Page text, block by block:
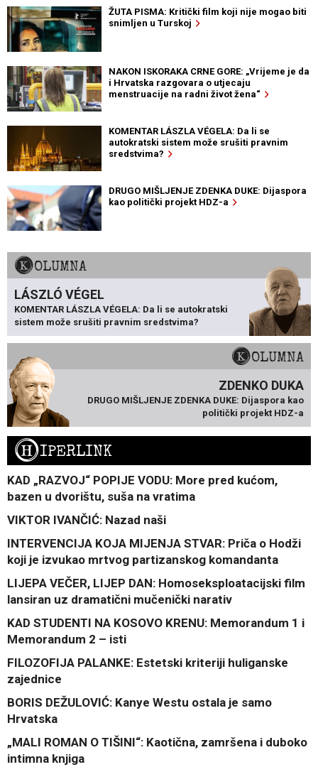
ŽUTA PISMA: Kritički film koji nije mogao biti
snimljen u Turskoj
NAKON ISKORAKA CRNE GORE: „Vrijeme je da
i Hrvatska razgovara o utjecaju
menstruacije na radni život žena“
KOMENTAR LÁSZLA VÉGELA: Da li se
autokratski sistem može srušiti pravnim
sredstvima?
DRUGO MIŠLJENJE ZDENKA DUKE: Dijaspora
kao politički projekt HDZ-a
KOLUMNA
LÁSZLÓ VÉGEL
KOMENTAR LÁSZLA VÉGELA: Da li se autokratski
sistem može srušiti pravnim sredstvima?
KOLUMNA
ZDENKO DUKA
DRUGO MIŠLJENJE ZDENKA DUKE: Dijaspora kao
politički projekt HDZ-a
HIPERLINK
KAD „RAZVOJ“ POPIJE VODU: More pred kućom,
bazen u dvorištu, suša na vratima
VIKTOR IVANČIĆ: Nazad naši
INTERVENCIJA KOJA MIJENJA STVAR: Priča o Hodži
koji je izvukao mrtvog partizanskog komandanta
LIJEPA VEČER, LIJEP DAN: Homoseksploatacijski film
lansiran uz dramatični mučenički narativ
KAD STUDENTI NA KOSOVO KRENU: Memorandum 1 i
Memorandum 2 – isti
FILOZOFIJA PALANKE: Estetski kriteriji huliganske
zajednice
BORIS DEŽULOVIĆ: Kanye Westu ostala je samo
Hrvatska
„MALI ROMAN O TIŠINI“: Kaotična, zamršena i duboko
intimna knjiga